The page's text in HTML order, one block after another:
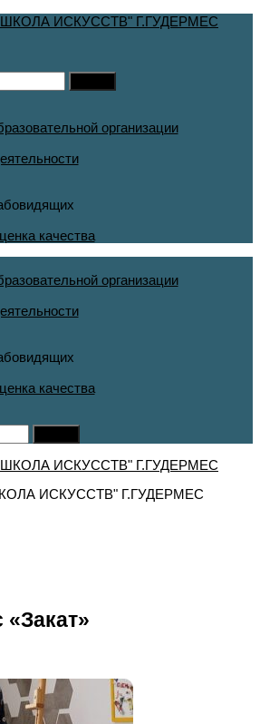
организации
качества
организации
качества
ИСКУССТВ" Г.ГУДЕРМЕС
«Закат»